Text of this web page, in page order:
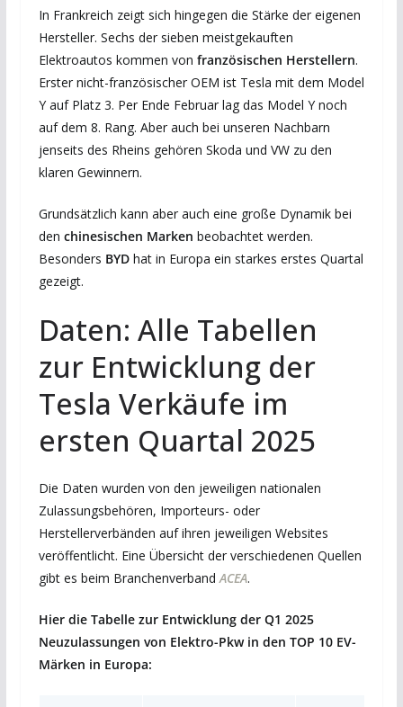
In Frankreich zeigt sich hingegen die Stärke der eigenen
Hersteller. Sechs der sieben meistgekauften
Elektroautos kommen von französischen Herstellern.
Erster nicht-französischer OEM ist Tesla mit dem Model
Y auf Platz 3. Per Ende Februar lag das Model Y noch
auf dem 8. Rang. Aber auch bei unseren Nachbarn
jenseits des Rheins gehören Skoda und VW zu den
klaren Gewinnern.
Grundsätzlich kann aber auch eine große Dynamik bei
den chinesischen Marken beobachtet werden.
Besonders BYD hat in Europa ein starkes erstes Quartal
gezeigt.
Daten: Alle Tabellen
zur Entwicklung der
Tesla Verkäufe im
ersten Quartal 2025
Die Daten wurden von den jeweiligen nationalen
Zulassungsbehören, Importeurs- oder
Herstellerverbänden auf ihren jeweiligen Websites
veröffentlicht. Eine Übersicht der verschiedenen Quellen
gibt es beim Branchenverband ACEA.
Hier die Tabelle zur Entwicklung der Q1 2025
Neuzulassungen von Elektro-Pkw in den TOP 10 EV-
Märken in Europa: